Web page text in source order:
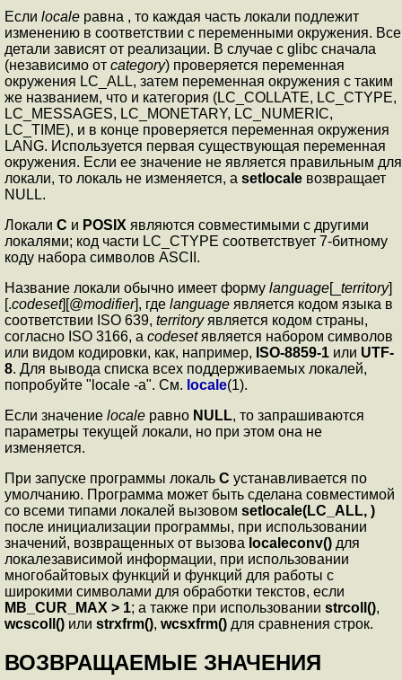
Если locale равна , то каждая часть локали подлежит
изменению в соответствии с переменными окружения. Все
детали зависят от реализации. В случае с glibc сначала
(независимо от category) проверяется переменная
окружения LC_ALL, затем переменная окружения с таким
же названием, что и категория (LC_COLLATE, LC_CTYPE,
LC_MESSAGES, LC_MONETARY, LC_NUMERIC,
LC_TIME), и в конце проверяется переменная окружения
LANG. Используется первая существующая переменная
окружения. Если ее значение не является правильным для
локали, то локаль не изменяется, а setlocale возвращает
NULL.
Локали C и POSIX являются совместимыми с другими
локалями; код части LC_CTYPE соответствует 7-битному
коду набора символов ASCII.
Название локали обычно имеет форму language[_ territory]
[.codeset][@modifier], где language является кодом языка в
соответствии ISO 639, territoryявляется кодом страны,
согласно ISO 3166, а codesetявляется набором символов
или видом кодировки, как, например, ISO-8859-1 или UTF-
8. Для вывода списка всех поддерживаемых локалей,
попробуйте "locale -a". См. locale(1).
Если значение locale равно NULL, то запрашиваются
параметры текущей локали, но при этом она не
изменяется.
При запуске программы локаль C устанавливается по
умолчанию. Программа может быть сделана совместимой
со всеми типами локалей вызовом setlocale(LC_ALL, )
после инициализации программы, при использовании
значений, возвращенных от вызова localeconv() для
локалезависимой информации, при использовании
многобайтовых функций и функций для работы с
широкими символами для обработки текстов, если
MB_CUR_MAX > 1; а также при использовании strcoll(),
wcscoll() или strxfrm(), wcsxfrm() для сравнения строк.
ВОЗВРАЩАЕМЫЕ ЗНАЧЕНИЯ